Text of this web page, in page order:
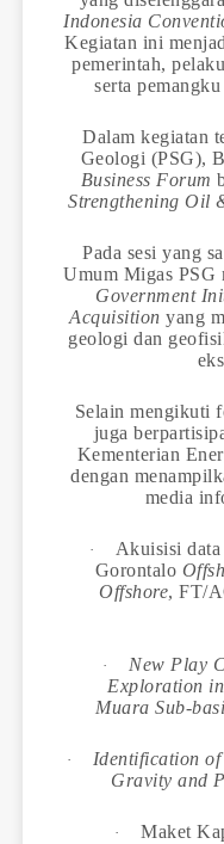
Indonesia
Kegiatan ini
pemerintah,
serta
Dalam kegiatan
Geologi (PSG),
Business Forum
Strengthening Oil
Pada sesi yang
Umum Migas PSG
Government
Acquisition yang
geologi dan
Selain mengikuti
juga
Kementerian
dengan
media
·
Akuisisi
Gorontalo
Offshore, FT/
·
New Play
Exploration
Muara Sub-
·
Identification
Gravity and
· Maket